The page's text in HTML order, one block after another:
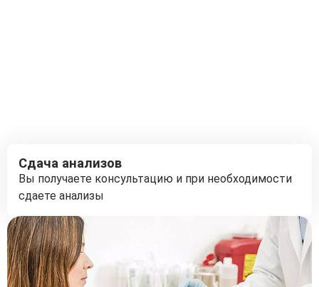
Сдача анализов
Вы получаете консультацию и при необходимости
сдаете анализы